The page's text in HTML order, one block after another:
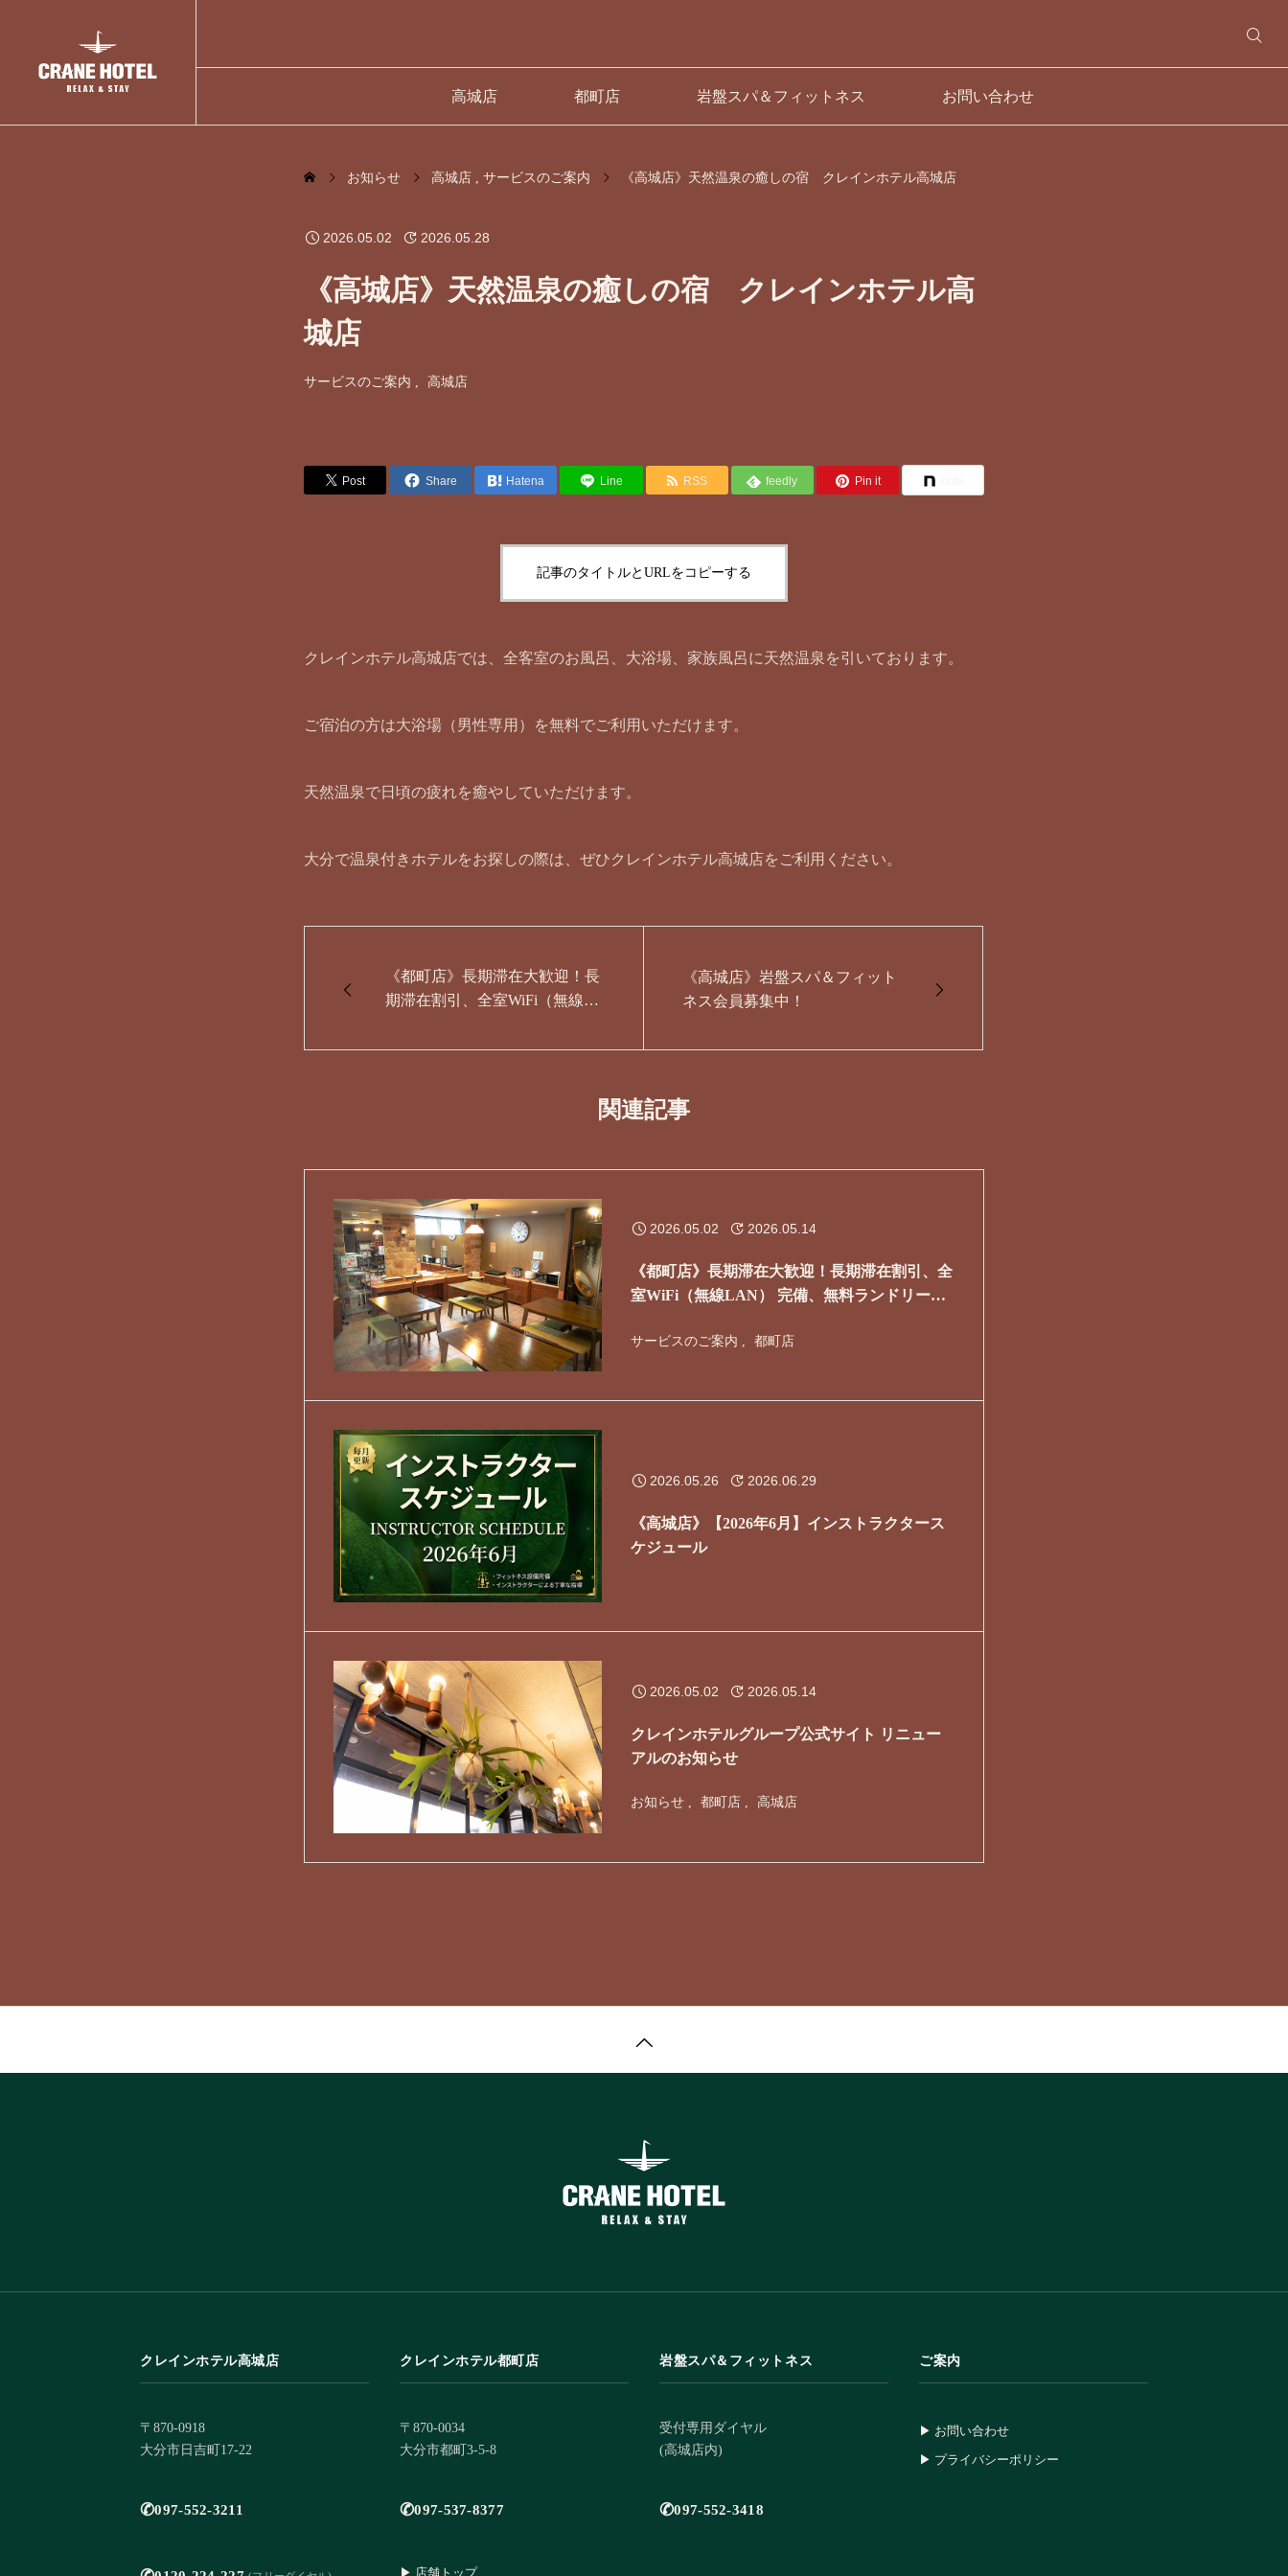
高城店 都町店 岩盤スパ＆フィットネス お問い合わせ
お知らせ 高城店 サービスのご案内 《高城店》天然温泉の癒しの宿 クレインホテル高城店
2026.05.02 2026.05.28
《高城店》天然温泉の癒しの宿 クレインホテル高
城店
サービスのご案内 高城店
Post Share Hatena Line RSS feedly Pin it
記事のタイトルとURLをコピーする
クレインホテル高城店では、全客室のお風呂、大浴場、家族風呂に天然温泉を引いております。
ご宿泊の方は大浴場（男性専用）を無料でご利用いただけます。
天然温泉で日頃の疲れを癒やしていただけます。
大分で温泉付きホテルをお探しの際は、ぜひクレインホテル高城店をご利用ください。
《都町店》長期滞在大歓迎！長
期滞在割引、全室WiFi（無線
あります
《高城店》岩盤スパ＆フィット
ネス会員募集中！
関連記事
2026.05.02 2026.05.14
《都町店》長期滞在大歓迎！長期滞在割引、全
室WiFi（無線LAN） 完備、無料ランドリーあ
サービスのご案内 都町店
2026.05.26 2026.06.29
《高城店》【2026年6月】インストラクタース
ケジュール
2026.05.02 2026.05.14
クレインホテルグループ公式サイト リニュー
アルのお知らせ
お知らせ 都町店 高城店
クレインホテル高城店
〒870-0918
大分市日吉町17-22
✆097-552-3211
クレインホテル都町店
〒870-0034
大分市都町3-5-8
✆097-537-8377
▶ 店舗トップ
岩盤スパ＆フィットネス
受付専用ダイヤル
(高城店内)
✆097-552-3418
ご案内
▶ お問い合わせ
▶ プライバシーポリシー